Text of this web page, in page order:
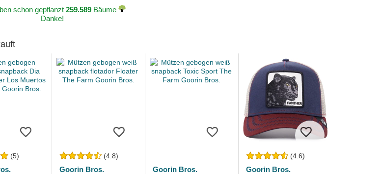
schon gepflanzt 259.589Bäume
Danke!
(5) (4.8)
Goorin Bros.
Goorin Bros.
(4.6)
Goorin Bros.